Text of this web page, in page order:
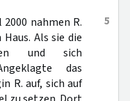
5
nahmen R.
Als sie die
und sich
das
R. auf, sich auf